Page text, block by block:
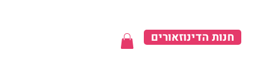
חנות הדינוזאורים